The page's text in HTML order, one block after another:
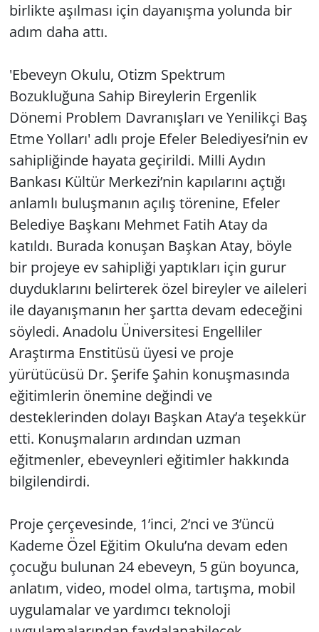
birlikte aşılması için dayanışma yolunda bir
adım daha attı.
'Ebeveyn Okulu, Otizm Spektrum
Bozukluğuna Sahip Bireylerin Ergenlik
Dönemi Problem Davranışları ve Yenilikçi Baş
Etme Yolları' adlı proje Efeler Belediyesi’nin ev
sahipliğinde hayata geçirildi. Milli Aydın
Bankası Kültür Merkezi’nin kapılarını açtığı
anlamlı buluşmanın açılış törenine, Efeler
Belediye Başkanı Mehmet Fatih Atay da
katıldı. Burada konuşan Başkan Atay, böyle
bir projeye ev sahipliği yaptıkları için gurur
duyduklarını belirterek özel bireyler ve aileleri
ile dayanışmanın her şartta devam edeceğini
söyledi. Anadolu Üniversitesi Engelliler
Araştırma Enstitüsü üyesi ve proje
yürütücüsü Dr. Şerife Şahin konuşmasında
eğitimlerin önemine değindi ve
desteklerinden dolayı Başkan Atay’a teşekkür
etti. Konuşmaların ardından uzman
eğitmenler, ebeveynleri eğitimler hakkında
bilgilendirdi.
Proje çerçevesinde, 1’inci, 2’nci ve 3’üncü
Kademe Özel Eğitim Okulu’na devam eden
çocuğu bulunan 24 ebeveyn, 5 gün boyunca,
anlatım, video, model olma, tartışma, mobil
uygulamalar ve yardımcı teknoloji
SPOR